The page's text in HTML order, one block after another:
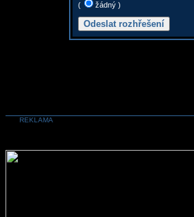
(
žádný )
REKLAMA